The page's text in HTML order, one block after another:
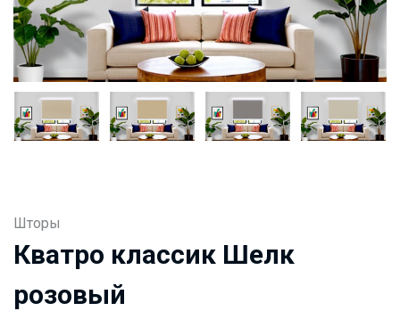
Шторы
Кватро классик Шелк
розовый